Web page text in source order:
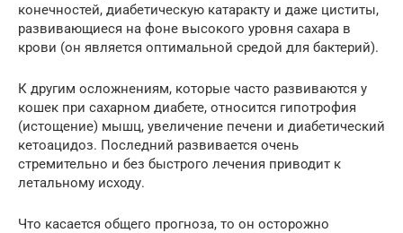
конечностей, диабетическую катаракту и даже циститы,
развивающиеся на фоне высокого уровня сахара в
крови (он является оптимальной средой для бактерий).
К другим осложнениям, которые часто развиваются у
кошек при сахарном диабете, относится гипотрофия
(истощение) мышц, увеличение печени и диабетический
кетоацидоз. Последний развивается очень
стремительно и без быстрого лечения приводит к
летальному исходу.
Что касается общего прогноза, то он осторожно